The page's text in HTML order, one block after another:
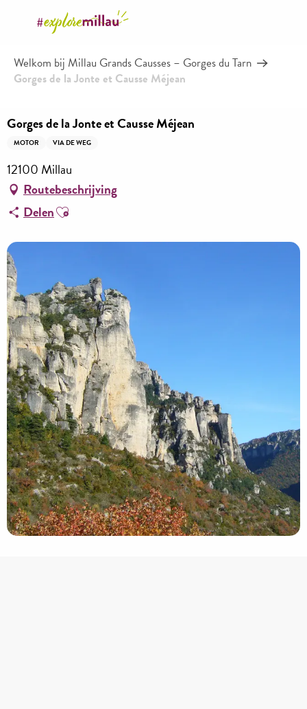
principal
Welkom bij Millau Grands Causses – Gorges du Tarn
Gorges de la Jonte et Causse Méjean
Gorges de la Jonte et Causse Méjean
MOTOR VIA DE WEG
12100 Millau
Routebeschrijving
DelenAjouter aux favoris